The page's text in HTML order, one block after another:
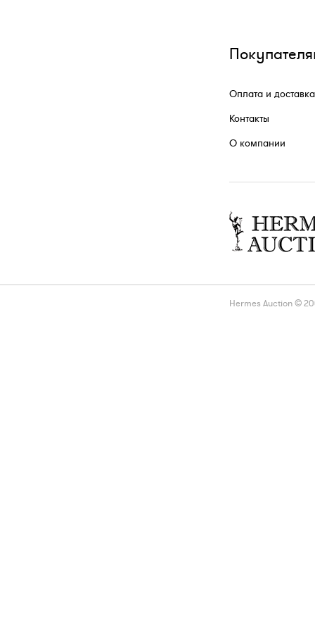
Оплата и доставка
Контакты
О компании
Hermes Auction ©